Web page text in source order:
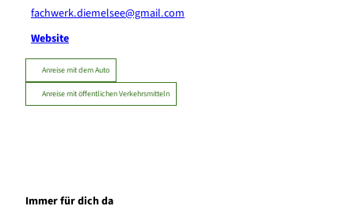
fachwerk.diemelsee@gmail.com
Website
Anreise mit dem Auto
Anreise mit öffentlichen Verkehrsmitteln
Immer für dich da